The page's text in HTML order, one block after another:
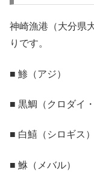
神崎漁港（大分県
りです。
■ 鯵（アジ）
■ 黒鯛（クロダイ
■ 白鱚（シロギス）
■ 鮴（メバル）